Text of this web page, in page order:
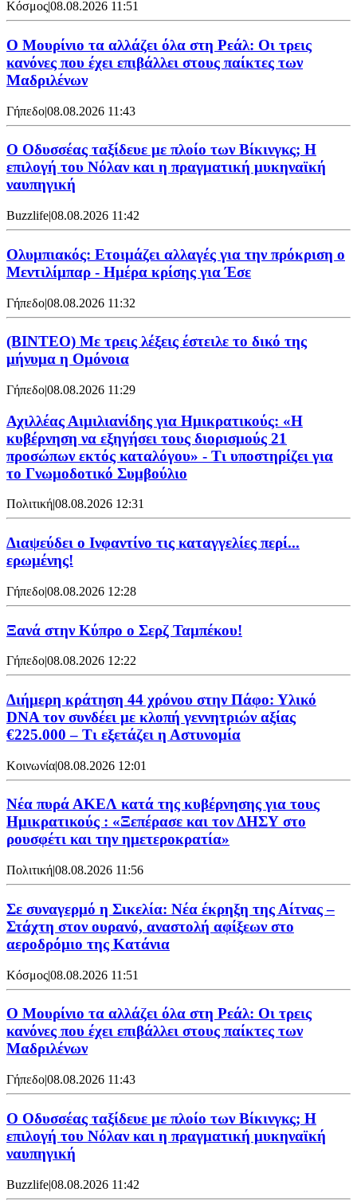
Κόσμος|08.08.2026 11:51
Ο Μουρίνιο τα αλλάζει όλα στη Ρεάλ: Οι τρεις
κανόνες που έχει επιβάλλει στους παίκτες των
Μαδριλένων
Γήπεδο|08.08.2026 11:43
Ο Οδυσσέας ταξίδευε με πλοίο των Βίκινγκς; Η
επιλογή του Νόλαν και η πραγματική μυκηναϊκή
ναυπηγική
Buzzlife|08.08.2026 11:42
Ολυμπιακός: Ετοιμάζει αλλαγές για την πρόκριση ο
Μεντιλίμπαρ - Ημέρα κρίσης για Έσε
Γήπεδο|08.08.2026 11:32
(ΒΙΝΤΕΟ) Με τρεις λέξεις έστειλε το δικό της
μήνυμα η Ομόνοια
Γήπεδο|08.08.2026 11:29
Αχιλλέας Αιμιλιανίδης για Ημικρατικούς: «Η
κυβέρνηση να εξηγήσει τους διορισμούς 21
προσώπων εκτός καταλόγου» - Τι υποστηρίζει για
το Γνωμοδοτικό Συμβούλιο
Πολιτική|08.08.2026 12:31
Διαψεύδει ο Ινφαντίνο τις καταγγελίες περί...
ερωμένης!
Γήπεδο|08.08.2026 12:28
Ξανά στην Κύπρο ο Σερζ Ταμπέκου!
Γήπεδο|08.08.2026 12:22
Διήμερη κράτηση 44 χρόνου στην Πάφο: Υλικό
DNA τον συνδέει με κλοπή γεννητριών αξίας
€225.000 – Τι εξετάζει η Αστυνομία
Κοινωνία|08.08.2026 12:01
Νέα πυρά ΑΚΕΛ κατά της κυβέρνησης για τους
Ημικρατικούς : «Ξεπέρασε και τον ΔΗΣΥ στο
ρουσφέτι και την ημετεροκρατία»
Πολιτική|08.08.2026 11:56
Σε συναγερμό η Σικελία: Νέα έκρηξη της Αίτνας –
Στάχτη στον ουρανό, αναστολή αφίξεων στο
αεροδρόμιο της Κατάνια
Κόσμος|08.08.2026 11:51
Ο Μουρίνιο τα αλλάζει όλα στη Ρεάλ: Οι τρεις
κανόνες που έχει επιβάλλει στους παίκτες των
Μαδριλένων
Γήπεδο|08.08.2026 11:43
Ο Οδυσσέας ταξίδευε με πλοίο των Βίκινγκς; Η
επιλογή του Νόλαν και η πραγματική μυκηναϊκή
ναυπηγική
Buzzlife|08.08.2026 11:42